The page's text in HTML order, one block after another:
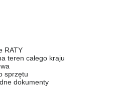
RATY
teren całego kraju
sprzętu
dokumenty